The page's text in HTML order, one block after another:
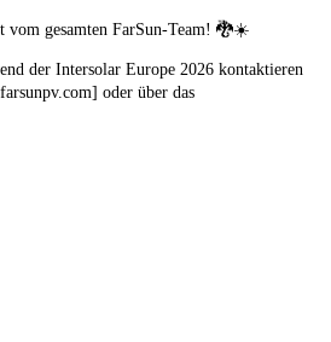
vom gesamten FarSun-Team! 🐉☀️
der Intersolar Europe 2026 kontaktieren
oder über das